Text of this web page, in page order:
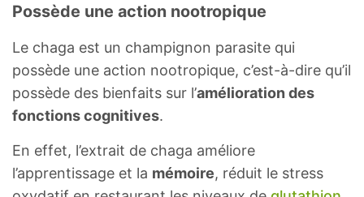
Possède une action nootropique
Le chaga est un champignon parasite qui
possède une action nootropique, c’est-à-dire qu’il
possède des bienfaits sur l’amélioration des
fonctions cognitives.
En effet, l’extrait de chaga améliore
l’apprentissage et la mémoire, réduit le stress